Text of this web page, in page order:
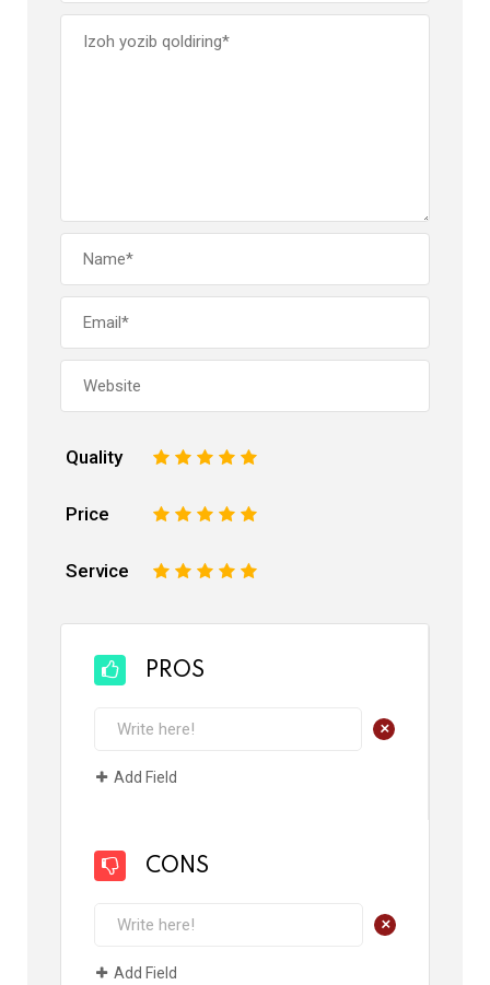
Quality 5
4
3
2
Price 5
4
3
2
Service 5
4
3
2
PROS
+
Add Field
CONS
+
Add Field